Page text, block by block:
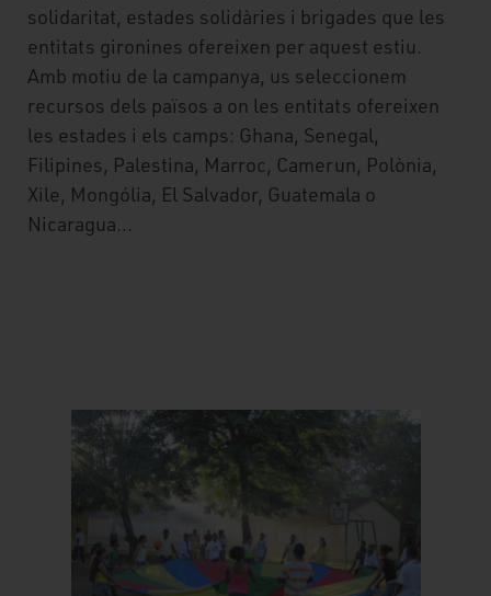
solidaritat, estades solidàries i brigades que les
entitats gironines ofereixen per aquest estiu.
Amb motiu de la campanya, us seleccionem
recursos dels països a on les entitats ofereixen
les estades i els camps: Ghana, Senegal,
Filipines, Palestina, Marroc, Camerun, Polònia,
Xile, Mongólia, El Salvador, Guatemala o
Nicaragua...